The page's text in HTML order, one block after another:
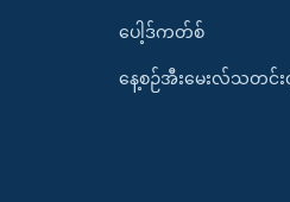
ပေါ့ဒ်ကတ်စ်
နေ့စဉ်အီးမေးလ်သတင်